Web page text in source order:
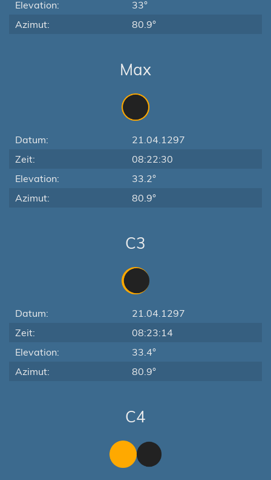
Elevation:
33°
Azimut:
80.9°
Max
Datum:
21.04.1297
Zeit:
08:22:30
Elevation:
33.2°
Azimut:
80.9°
C3
Datum:
21.04.1297
Zeit:
08:23:14
Elevation:
33.4°
Azimut:
80.9°
C4